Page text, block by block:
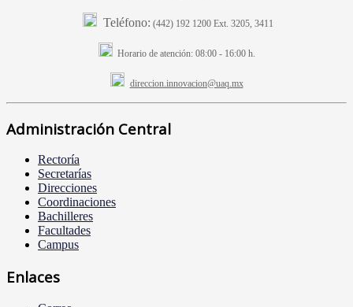
Teléfono: (442) 192 1200 Ext. 3205, 3411
Horario de atención:08:00 - 16:00 h.
direccion.innovacion@uaq.mx
Administración Central
Rectoría
Secretarías
Direcciones
Coordinaciones
Bachilleres
Facultades
Campus
Enlaces